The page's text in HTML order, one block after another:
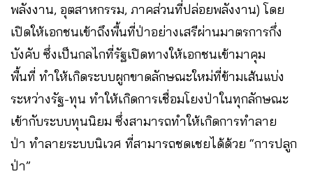
พลังงาน, อุตสาหกรรม, ภาคส่วนที่ปล่อยพลังงาน) โดย
เปิดให้เอกชนเข้าถึงพื้นที่ป่าอย่างเสรีผ่านมาตรการกึ่ง
บังคับ ซึ่งเป็นกลไกที่รัฐเปิดทางให้เอกชนเข้ามาคุม
พื้นที่ ทำให้เกิดระบบผูกขาดลักษณะใหม่ที่ข้ามเส้นแบ่ง
ระหว่างรัฐ-ทุน ทำให้เกิดการเชื่อมโยงป่าในทุกลักษณะ
เข้ากับระบบทุนนิยม ซึ่งสามารถทำให้เกิดการทำลาย
ป่า ทำลายระบบนิเวศ ที่สามารถชดเชยได้ด้วย “การปลูก
ป่า”